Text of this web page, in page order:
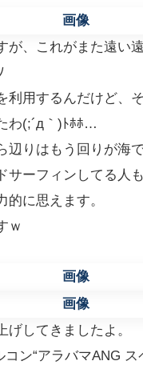
、これがまた遠い遠
用するんだけど、
わ(;´д｀)ﾄﾎﾎ…
りはもう回りが海で
ーフィンしてる人も
に思えます。
ｗ
してきましたよ。
ン“アラバマANG ス